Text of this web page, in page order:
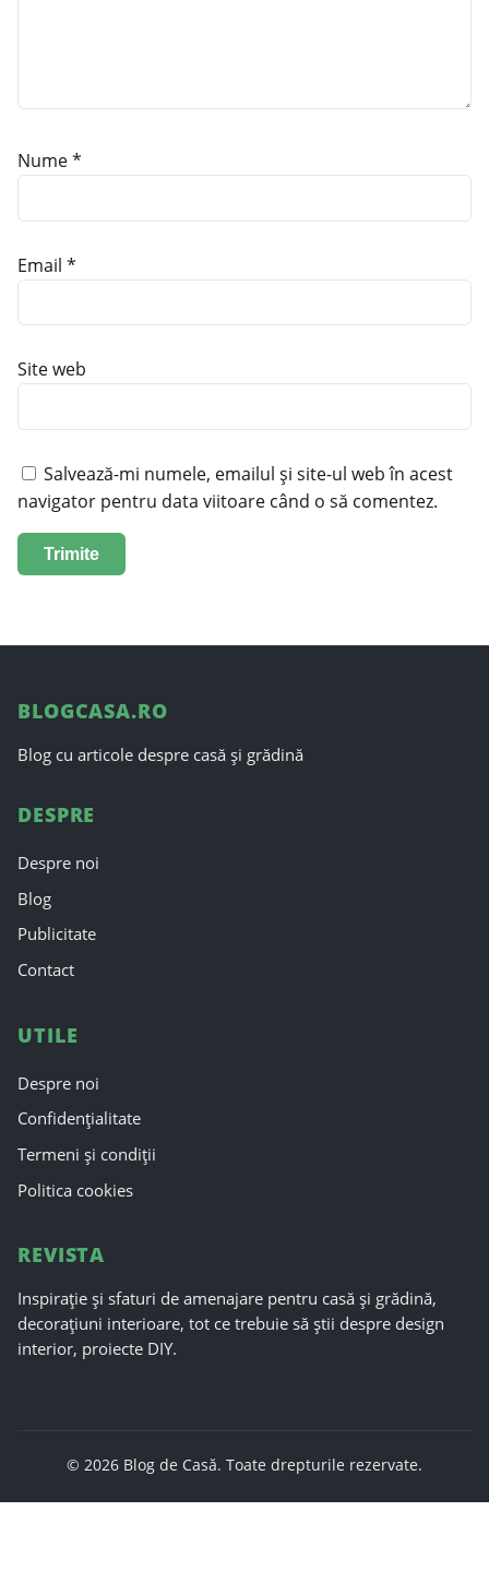
Nume*
Email *
Site web
Salvează-mi numele, emailul și site-ul web în acest
navigator pentru data viitoare când o să comentez.
BLOGCASA.RO
Blog cu articole despre casă și grădină
DESPRE
Despre noi
Blog
Publicitate
Contact
UTILE
Despre noi
Confidențialitate
Termeni și condiții
Politica cookies
REVISTA
Inspirație și sfaturi de amenajare pentru casă și grădină,
decorațiuni interioare, tot ce trebuie să știi despre design
interior, proiecte DIY.
© 2026 Blog de Casă. Toate drepturile rezervate.